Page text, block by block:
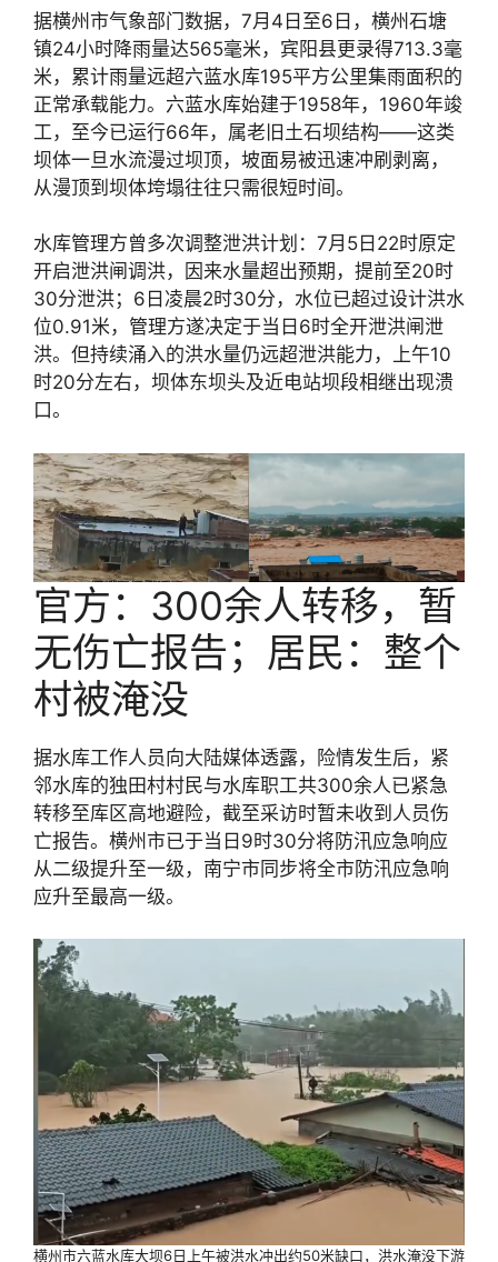
据横州市气象部门数据，7月4日至6日，横州石塘
镇24小时降雨量达565毫米，宾阳县更录得713.3毫
米，累计雨量远超六蓝水库195平方公里集雨面积的
正常承载能力。六蓝水库始建于1958年，1960年竣
工，至今已运行66年，属老旧土石坝结构——这类
坝体一旦水流漫过坝顶，坡面易被迅速冲刷剥离，
从漫顶到坝体垮塌往往只需很短时间。
水库管理方曾多次调整泄洪计划：7月5日22时原定
开启泄洪闸调洪，因来水量超出预期，提前至20时
30分泄洪；6日凌晨2时30分，水位已超过设计洪水
位0.91米，管理方遂决定于当日6时全开泄洪闸泄
洪。但持续涌入的洪水量仍远超泄洪能力，上午10
时20分左右，坝体东坝头及近电站坝段相继出现溃
口。
官方：300余人转移，暂
无伤亡报告；居民：整个
村被淹没
据水库工作人员向大陆媒体透露，险情发生后，紧
邻水库的独田村村民与水库职工共300余人已紧急
转移至库区高地避险，截至采访时暂未收到人员伤
亡报告。横州市已于当日9时30分将防汛应急响应
从二级提升至一级，南宁市同步将全市防汛应急响
应升至最高一级。
横州市六蓝水库大坝6日上午被洪水冲出约50米缺口，洪水淹没下游